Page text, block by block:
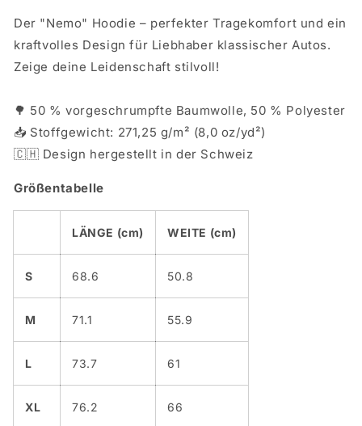
Der "Nemo" Hoodie – perfekter Tragekomfort und ein
kraftvolles Design für Liebhaber klassischer Autos.
Zeige deine Leidenschaft stilvoll!
🌳 50 % vorgeschrumpfte Baumwolle, 50 % Polyester
📥 Stoffgewicht: 271,25 g/m² (8,0 oz/yd²)
🇨🇭 Design hergestellt in der Schweiz
Größentabelle
LÄNGE (cm) WEITE (cm)
S 68.6 50.8
M 71.1 55.9
L 73.7 61
XL 76.2 66